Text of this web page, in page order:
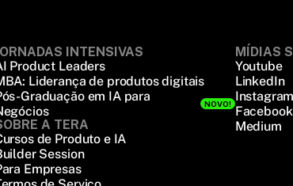
INTENSIVAS
Product Leaders
Liderança de produtos digitais
Graduação em IA para
NOVO!
A TERA
de Produto e IA
Session
Empresas
MÍDIAS
Youtube
LinkedIn
Instagram
Facebook
Medium